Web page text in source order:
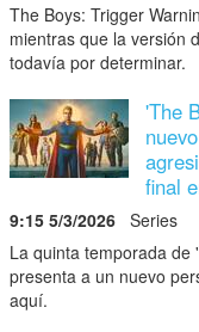
The Boys: Trigger
mientras que la versión
todavía por determinar.
'The
final
9:15 5/3/2026 Series
La quinta temporada de
presenta a un nuevo
aquí.